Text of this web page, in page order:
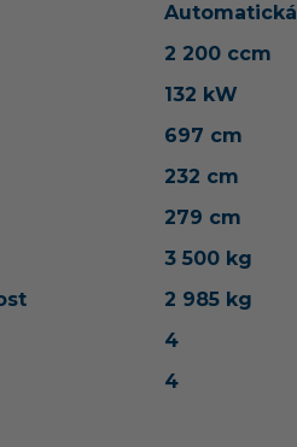
Automatická
2 200 ccm
132 kW
697 cm
232 cm
279 cm
3 500 kg
2 985 kg
4
4